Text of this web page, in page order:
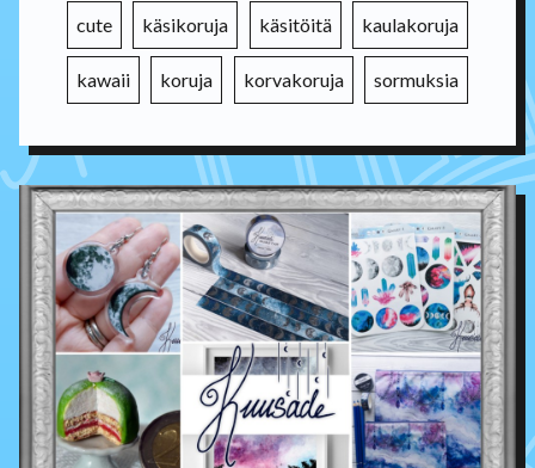
cute käsikoruja käsitöitä kaulakoruja
kawaii koruja korvakoruja sormuksia